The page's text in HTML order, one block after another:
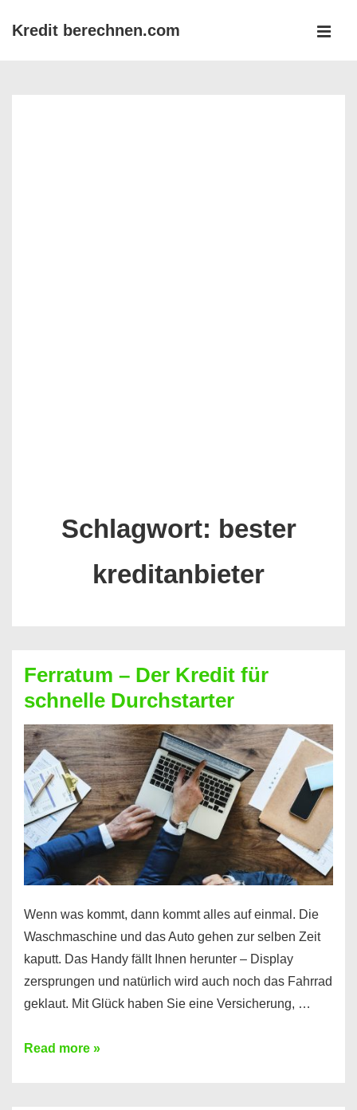
ZumKredit berechnen.com
Schlagwort: bester
kreditanbieter
Ferratum – Der Kredit für
schnelle Durchstarter
Wenn was kommt, dann kommt alles auf einmal. Die
Waschmaschine und das Auto gehen zur selben Zeit
kaputt. Das Handy fällt Ihnen herunter – Display
zersprungen und natürlich wird auch noch das Fahrrad
geklaut. Mit Glück haben Sie eine Versicherung, …
Ferratum
Read more »